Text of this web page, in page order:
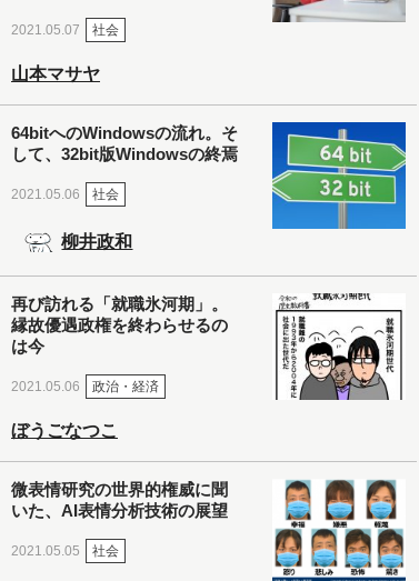
2021.05.07 社会
山本マサヤ
64bitへのWindowsの流れ。そ
して、32bit版Windowsの終焉
2021.05.06 社会
柳井政和
再び訪れる「就職氷河期」。
縁故優遇政権を終わらせるの
は今
2021.05.06 政治・経済
ぼうごなつこ
微表情研究の世界的権威に聞
いた、AI表情分析技術の展望
2021.05.05 社会